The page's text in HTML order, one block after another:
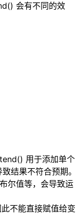
会有不同的效
用于添加单个
结果不符合预期。
尔值等，会导致运
不能直接赋值给变